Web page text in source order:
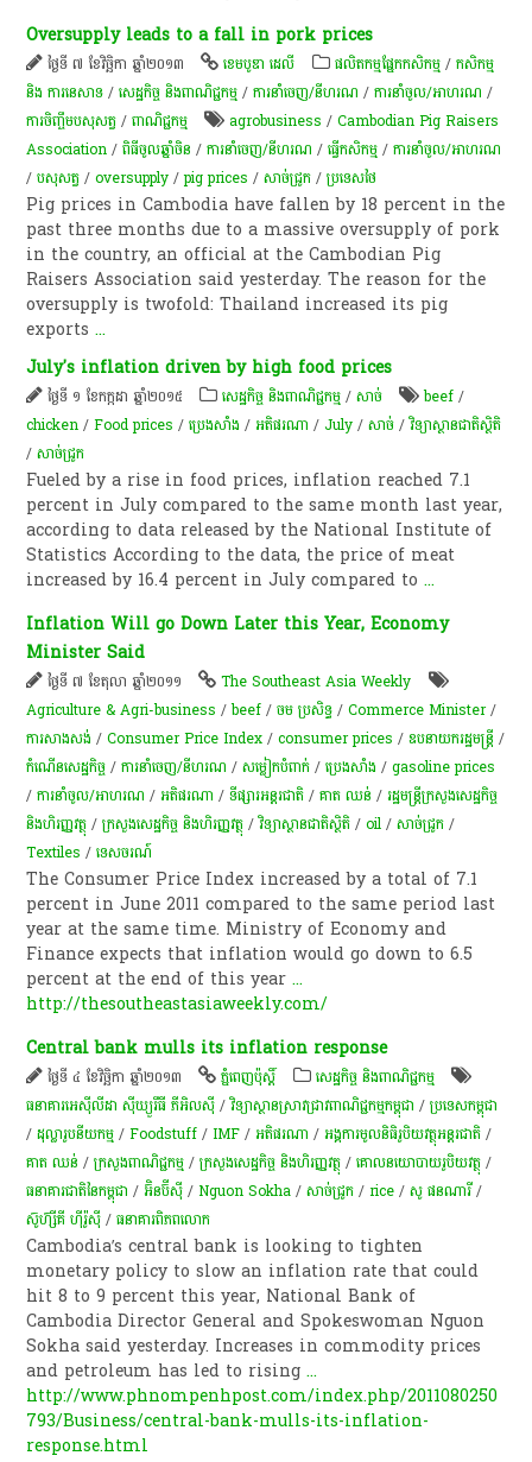
Oversupply leads to a fall in pork prices
ថ្ងៃទី ៧ ខែវិច្ឆិកា ឆ្នាំ២០១៣ ខេមបូឌា ដេលី ​ផលិតកម្ម​ផ្នែក​កសិកម្ម​ /កសិកម្ម​
និង​ ការ​នេ​សាទ​ /សេដ្ឋកិច្ច និងពាណិជ្ជកម្ម /ការនាំចេញ/នីហរណ /ការនាំចូល/អាហរណ /
ការចិញ្ចឹម​បសុសត្វ​ /ពាណិជ្ជកម្ម agrobusiness /Cambodian Pig Raisers
Association /ពិធី​ចូល​ឆ្នាំ​ចិន​ /ការនាំចេញ/នីហរណ /ធ្វើកសិកម្ម /ការនាំចូល/អាហរណ
/បសុសត្វ /oversupply /pig prices /សាច់​ជ្រូក /ប្រទេសថៃ
Pig prices in Cambodia have fallen by 18 percent in the
past three months due to a massive oversupply of pork
in the country, an official at the Cambodian Pig
Raisers Association said yesterday. The reason for the
oversupply is twofold: Thailand increased its pig
exports...
July's inflation driven by high food prices
ថ្ងៃទី ១ ខែកក្កដា ឆ្នាំ២០១៥ សេដ្ឋកិច្ច និងពាណិជ្ជកម្ម /សាច់ beef /
chicken /Food prices /ប្រេងសាំង /អតិផរណា​ /July /សាច់ /វិទ្យាស្ថានជាតិស្ថិតិ
/សាច់​ជ្រូក
Fueled by a rise in food prices, inflation reached 7.1
percent in July compared to the same month last year,
according to data released by the National Institute of
Statistics According to the data, the price of meat
increased by 16.4 percent in July compared to...
Inflation Will go Down Later this Year, Economy
Minister Said
ថ្ងៃទី ៧ ខែតុលា ឆ្នាំ២០១១
The Southeast Asia Weekly
Agriculture & Agri-business /beef /ចម ប្រសិទ្ធ/Commerce Minister/
ការសាងសង់ /Consumer Price Index /consumer prices /ឧបនាយករដ្ឋមន្ត្រី​ /
កំណើន​សេដ្ឋកិច្ច /ការនាំចេញ/នីហរណ /សម្លៀកបំពាក់ /ប្រេងសាំង /gasoline prices
/ការនាំចូល/អាហរណ /អតិផរណា​ /​ទីផ្សារ​អន្តរជាតិ /គាត ឈន់ /រដ្ឋមន្ត្រីក្រសួងសេដ្ឋកិច្ច
និងហិរញ្ញវត្ថុ /ក្រសួងសេដ្ឋកិច្ច និងហិរញ្ញវត្ថុ /វិទ្យាស្ថានជាតិស្ថិតិ /oil /សាច់​ជ្រូក /
Textiles /ទេសចរណ៍
The Consumer Price Index increased by a total of 7.1
percent in June 2011 compared to the same period last
year at the same time. Ministry of Economy and
Finance expects that inflation would go down to 6.5
percent at the end of this year...
http://thesoutheastasiaweekly.com/
Central bank mulls its inflation response
ថ្ងៃទី ៤ ខែវិច្ឆិកា ឆ្នាំ២០១៣ ភ្នំពេញប៉ុស្តិ៍
សេដ្ឋកិច្ច និងពាណិជ្ជកម្ម
ធនាគារអេស៊ីលីដា ស៊ីឃ្យួរឹធី ភីអិលស៊ី/វិទ្យាស្ថាន​ស្រាវជ្រាវ​ពាណិជ្ជ​កម្ម​កម្ពុជា /ប្រទេសកម្ពុជា
/ដុល្លារូបនីយកម្ម​ /Foodstuff /IMF /អតិផរណា​ /អង្គការមូលនិធិរូបិយវត្ថុអន្តរជាតិ /
គាត ឈន់ /ក្រសួងពាណិជ្ជកម្ម /ក្រសួងសេដ្ឋកិច្ច និងហិរញ្ញវត្ថុ /គោលនយោបាយរូបិយវត្ថុ /
ធនាគារជាតិនៃកម្ពុជា /អ៊ិនប៊ីស៊ី /Nguon Sokha /សាច់​ជ្រូក /rice /សូ ផនណារី/
ស៊ូហ៊្សីគី ហ៊ីរ៉ូស៊ី /ធនាគារពិភពលោក
Cambodia’s central bank is looking to tighten
monetary policy to slow an inflation rate that could
hit 8 to 9 percent this year, National Bank of
Cambodia Director General and Spokeswoman Nguon
Sokha said yesterday. Increases in commodity prices
and petroleum has led to rising...
http://www.phnompenhpost.com/index.php/2011080250
793/Business/central-bank-mulls-its-inflation-
response.html